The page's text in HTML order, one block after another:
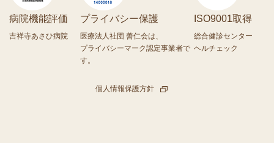
病院機能評価
吉祥寺あさひ病院
プライバシー保護
医療法人社団 善仁会は、
プライバシーマーク認定事業者で
す。
個人情報保護方針
ISO9001取得
総合健診センター
ヘルチェック